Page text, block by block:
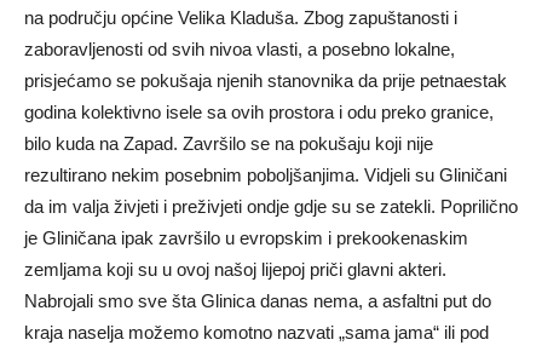
na području općine Velika Kladuša. Zbog zapuštanosti i
zaboravljenosti od svih nivoa vlasti, a posebno lokalne,
prisjećamo se pokušaja njenih stanovnika da prije petnaestak
godina kolektivno isele sa ovih prostora i odu preko granice,
bilo kuda na Zapad. Završilo se na pokušaju koji nije
rezultirano nekim posebnim poboljšanjima. Vidjeli su Gliničani
da im valja živjeti i preživjeti ondje gdje su se zatekli. Poprilično
je Gliničana ipak završilo u evropskim i prekookenaskim
zemljama koji su u ovoj našoj lijepoj priči glavni akteri.
Nabrojali smo sve šta Glinica danas nema, a asfaltni put do
kraja naselja možemo komotno nazvati „sama jama“ ili pod